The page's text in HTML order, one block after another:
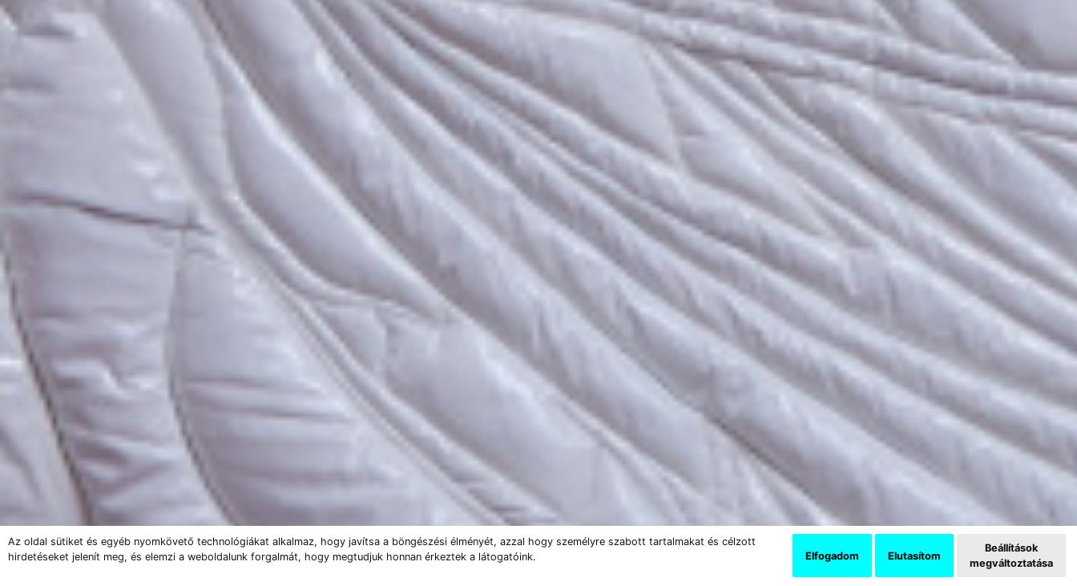
Az oldal sütiket és egyéb nyomkövető technológiákat alkalmaz, hogy javítsa a böngészési élményét, azzal hogy személyre szabott tartalmakat és célzott
hirdetéseket jelenít meg, és elemzi a weboldalunk forgalmát, hogy megtudjuk honnan érkeztek a látogatóink.
Elfogadom Elutasítom
Beállítások
megváltoztatása